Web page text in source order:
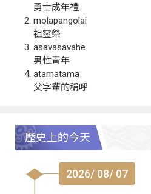
勇士成年禮
molapangolai
祖靈祭
asavasavahe
男性青年
atamatama
父字輩的稱呼
歷史上的今天
2026/ 08/ 07